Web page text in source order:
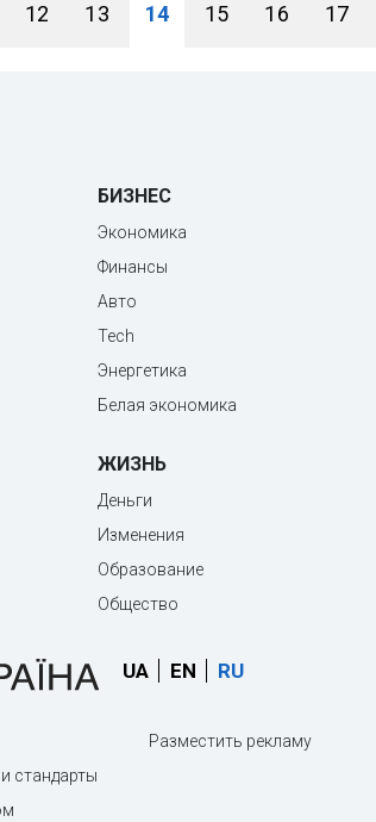
12 13 14 15 16 17
БИЗНЕС
Экономика
Финансы
Авто
Tech
Энергетика
Белая экономика
ЖИЗНЬ
Деньги
Изменения
Образование
Общество
UA EN RU
стандарты
Разместить рекламу